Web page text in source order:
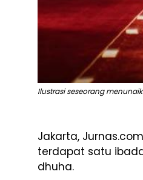
Ilustrasi seseorang
Jakarta,
terdapat satu
dhuha.